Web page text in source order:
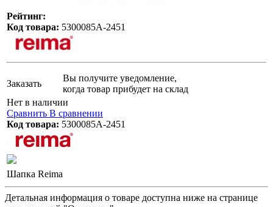
Рейтинг:
Код товара: 5300085А-2451
Заказать
Вы получите уведомление,
когда товар прибудет на склад
Нет в наличии
Сравнить В сравнении
Код товара: 5300085А-2451
Шапка Reima
Детальная информация о товаре доступна ниже на странице